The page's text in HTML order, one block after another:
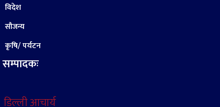
विदेश
सौजन्य
कृषि/ पर्यटन
सम्पादकः
डिल्ली आचार्य